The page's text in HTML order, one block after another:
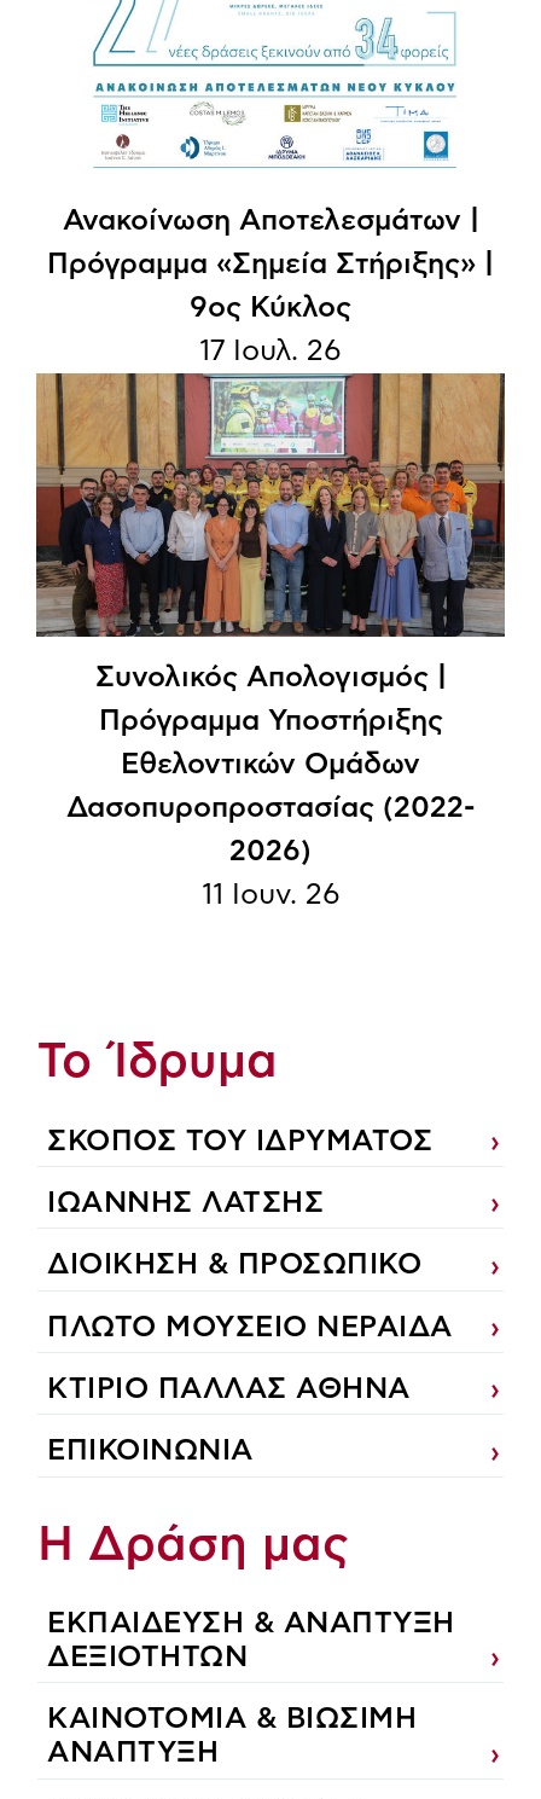
Ανακοίνωση Aποτελεσμάτων |
Πρόγραμμα «Σημεία Στήριξης» |
9ος Κύκλος
17 Ιουλ. 26
Συνολικός Απολογισμός |
Πρόγραμμα Υποστήριξης
Εθελοντικών Ομάδων
Δασοπυροπροστασίας (2022-
2026)
11 Ιουν. 26
Το Ίδρυμα
ΣΚΟΠΟΣ ΤΟΥ ΙΔΡΥΜΑΤΟΣ
ΙΩΑΝΝΗΣ ΛΑΤΣΗΣ
ΔΙΟΙΚΗΣΗ & ΠΡΟΣΩΠΙΚΟ
ΠΛΩΤΟ ΜΟΥΣΕΙΟ ΝΕΡΑΙΔΑ
ΚΤΙΡΙΟ ΠΑΛΛΑΣ ΑΘΗΝΑ
ΕΠΙΚΟΙΝΩΝΙΑ
Η Δράση μας
ΕΚΠΑIΔΕΥΣΗ & ΑΝΑΠΤΥΞΗ
ΔΕΞΙΟΤΗΤΩΝ
ΚΑΙΝΟΤΟΜΙΑ & ΒΙΩΣΙΜΗ
ΑΝΑΠΤΥΞΗ